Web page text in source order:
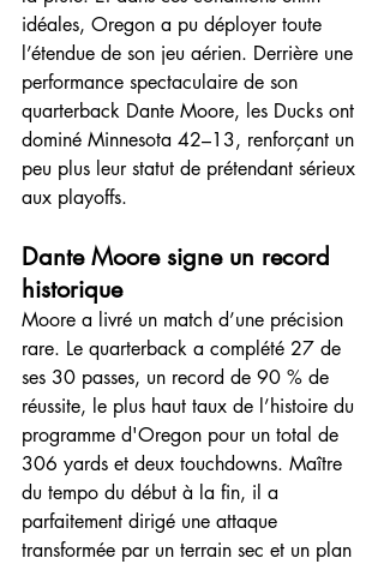
idéales, Oregon a pu déployer toute
l’étendue de son jeu aérien. Derrière une
performance spectaculaire de son
quarterback Dante Moore, les Ducks ont
dominé Minnesota 42–13, renforçant un
peu plus leur statut de prétendant sérieux
aux playoffs.
Dante Moore signe un record
historique
Moore a livré un match d’une précision
rare. Le quarterback a complété 27 de
ses 30 passes, un record de 90 % de
réussite, le plus haut taux de l’histoire du
programme d'Oregon pour un total de
306 yards et deux touchdowns. Maître
du tempo du début à la fin, il a
parfaitement dirigé une attaque
transformée par un terrain sec et un plan